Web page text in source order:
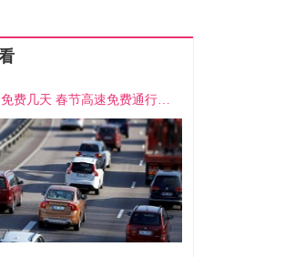
过年高速免费几天 春节高速免费通行时间